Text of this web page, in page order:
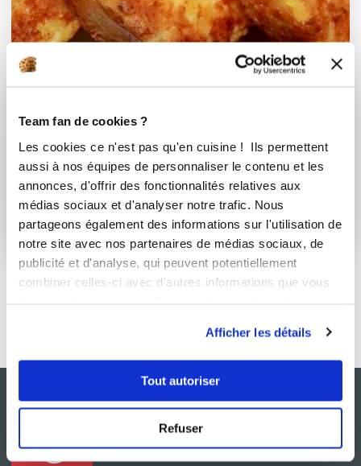
Team fan de cookies ?
Les cookies ce n'est pas qu'en cuisine ! Ils permettent
aussi à nos équipes de personnaliser le contenu et les
annonces, d'offrir des fonctionnalités relatives aux
médias sociaux et d'analyser notre trafic. Nous
partageons également des informations sur l'utilisation de
notre site avec nos partenaires de médias sociaux, de
publicité et d'analyse, qui peuvent potentiellement
combiner celles-ci avec d'autres informations que vous
Afficher les détails
Tout autoriser
Refuser
Röstis de pommes de terre au four san...
15min 10 238